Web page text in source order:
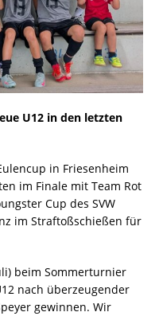
U12 in den letzten
in Friesenheim
im Finale mit Team Rot
Cup des SVW
im Straftoßschießen für
beim Sommerturnier
nach überzeugender
gewinnen. Wir